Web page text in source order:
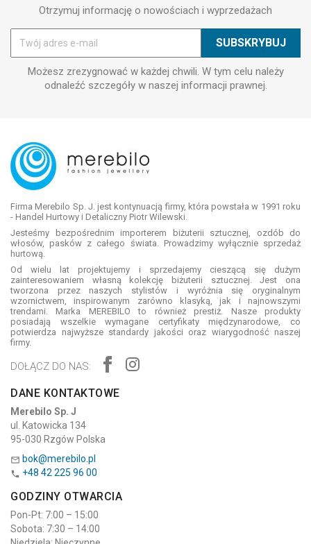
Otrzymuj informację o nowościach i wyprzedażach
Możesz zrezygnować w każdej chwili. W tym celu należy
odnaleźć szczegóły w naszej informacji prawnej.
Firma Merebilo Sp. J. jest kontynuacją firmy, która powstała w 1991 roku
- Handel Hurtowy i Detaliczny Piotr Wilewski.
Jesteśmy bezpośrednim importerem biżuterii sztucznej, ozdób do
włosów, pasków z całego świata. Prowadzimy wyłącznie sprzedaż
hurtową.
Od wielu lat projektujemy i sprzedajemy cieszącą się dużym
zainteresowaniem własną kolekcję biżuterii sztucznej. Jest ona
tworzona przez naszych stylistów i wyróżnia się oryginalnym
wzornictwem, inspirowanym zarówno klasyką, jak i najnowszymi
trendami. Marka MEREBILO to również prestiż. Nasze produkty
posiadają wszelkie wymagane certyfikaty międzynarodowe, co
potwierdza najwyższe standardy jakości oraz wiarygodność naszej
firmy.
DOŁĄCZ DO NAS:
DANE KONTAKTOWE
Merebilo Sp. J
ul. Katowicka 134
95-030 Rzgów Polska
 bok@merebilo.pl
 +48 42 225 96 00
GODZINY OTWARCIA
Pon-Pt: 7:00 – 15:00
Sobota: 7:30 – 14:00